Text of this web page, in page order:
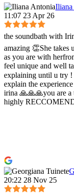
Iliana
11:07 23 Apr 26
the soundbath with
amazing 👏She takes
as you are with
feel unique and well
explaining until u try
explain the
irina 🙏🙏🙏you are a
highly
20:22 28 Nov 25